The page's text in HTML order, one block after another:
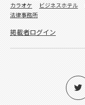
カラオケ
ビジネスホテル
法律事務所
掲載者ログイン